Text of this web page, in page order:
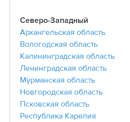
Северо-Западный
Архангельская область
Вологодская область
Калининградская область
Ленинградская область
Мурманская область
Новгородская область
Псковская область
Республика Карелия